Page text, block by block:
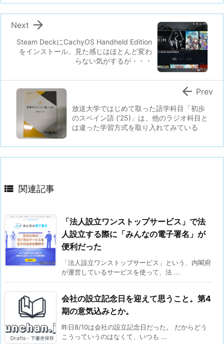
Steam DeckにCachyOS Handheld Edition
をインストール。見た感じはほとんど変わ
らない気がするが・・・

Next
放送大学ではじめて取った語学科目「初歩
のスペイン語 ('25)」は、他のラジオ科目と
は違った学習方式を取り入れてみている
 Prev
 関連記事
「法人設立ワンストップサービス」で法
人設立する際に「みんなの電子署名」が
便利だった
「法人設立ワンストップサービス」という、内閣府
が運営しているサービスを使って、法 ...
会社の設立記念日を迎えて思うこと。第4
期の意気込みとか。
昨日8/10は会社の設立記念日だった。 だからどう
こうっていうのはなくて、いつも ...